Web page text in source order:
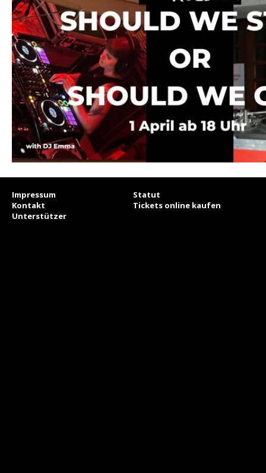
Impressum
Statut
Kontakt
Tickets online kaufen
Unterstützer